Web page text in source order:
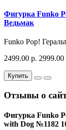
Фигурка Funko
Ведьмак
Funko Pop!
2499.00 р. 2999.00
Купить
Отзывы о
Фигурка Funko
with Dog №1182